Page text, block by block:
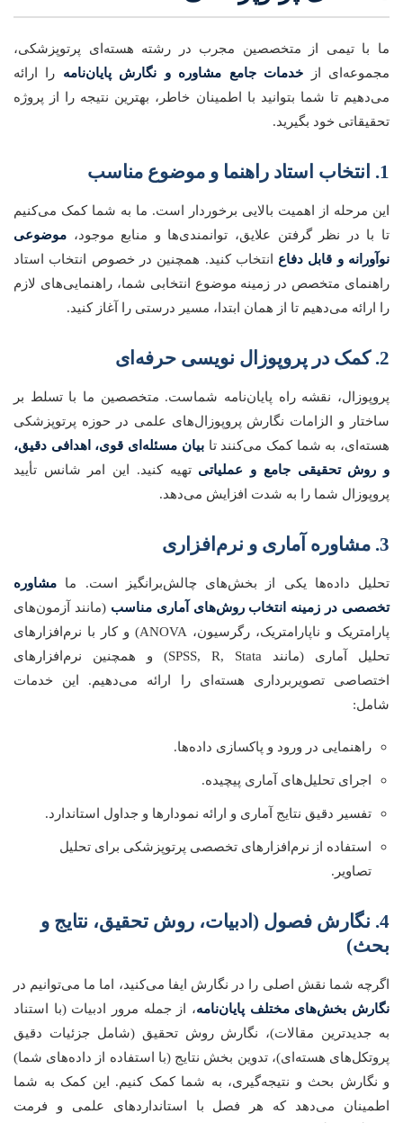
ما با تیمی از متخصصین مجرب در رشته هسته‌ای پرتوپزشکی،
مجموعه‌ای از خدمات جامع مشاوره و نگارش پایان‌نامه را ارائه
می‌دهیم تا شما بتوانید با اطمینان خاطر، بهترین نتیجه را از پروژه
تحقیقاتی خود بگیرید.
1. انتخاب استاد راهنما و موضوع مناسب
این مرحله از اهمیت بالایی برخوردار است. ما به شما کمک می‌کنیم
تا با در نظر گرفتن علایق، توانمندی‌ها و منابع موجود، موضوعی
نوآورانه و قابل دفاع انتخاب کنید. همچنین در خصوص انتخاب استاد
راهنمای متخصص در زمینه موضوع انتخابی شما، راهنمایی‌های لازم
را ارائه می‌دهیم تا از همان ابتدا، مسیر درستی را آغاز کنید.
2. کمک در پروپوزال نویسی حرفه‌ای
پروپوزال، نقشه راه پایان‌نامه شماست. متخصصین ما با تسلط بر
ساختار و الزامات نگارش پروپوزال‌های علمی در حوزه پرتوپزشکی
هسته‌ای، به شما کمک می‌کنند تابیان مسئله‌ای قوی، اهدافی دقیق،
و روش تحقیقی جامع و عملیاتی تهیه کنید. این امر شانس تأیید
پروپوزال شما را به شدت افزایش می‌دهد.
3. مشاوره آماری و نرم‌افزاری
تحلیل داده‌ها یکی از بخش‌های چالش‌برانگیز است. ما مشاوره
تخصصی در زمینه انتخاب روش‌های آماری مناسب (مانند آزمون‌های
پارامتریک و ناپارامتریک، رگرسیون، ANOVA) و کار با نرم‌افزارهای
تحلیل آماری (مانند SPSS, R, Stata) و همچنین نرم‌افزارهای
اختصاصی تصویربرداری هسته‌ای را ارائه می‌دهیم. این خدمات
شامل:
راهنمایی در ورود و پاکسازی داده‌ها.
اجرای تحلیل‌های آماری پیچیده.
تفسیر دقیق نتایج آماری و ارائه نمودارها و جداول استاندارد.
استفاده از نرم‌افزارهای تخصصی پرتوپزشکی برای تحلیل
تصاویر.
4. نگارش فصول (ادبیات، روش تحقیق، نتایج و
بحث)
اگرچه شما نقش اصلی را در نگارش ایفا می‌کنید، اما ما می‌توانیم در
نگارش بخش‌های مختلف پایان‌نامه، از جمله مرور ادبیات (با استناد
به جدیدترین مقالات)، نگارش روش تحقیق (شامل جزئیات دقیق
پروتکل‌های هسته‌ای)، تدوین بخش نتایج (با استفاده از داده‌های شما)
و نگارش بحث و نتیجه‌گیری، به شما کمک کنیم. این کمک به شما
اطمینان می‌دهد که هر فصل با استانداردهای علمی و فرمت